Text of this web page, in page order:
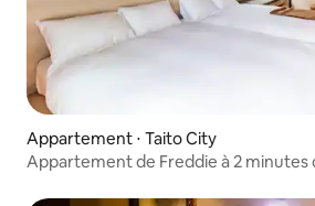
Appartement ⋅ Taito City
Appartement de Freddie à 2 minutes